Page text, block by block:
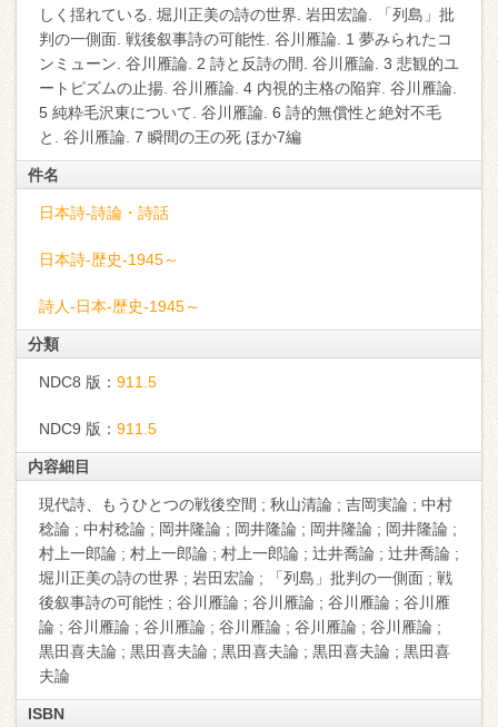
しく揺れている. 堀川正美の詩の世界. 岩田宏論. 「列島」批
判の一側面. 戦後叙事詩の可能性. 谷川雁論. 1 夢みられたコ
ンミューン. 谷川雁論. 2 詩と反詩の間. 谷川雁論. 3 悲観的ユ
ートピズムの止揚. 谷川雁論. 4 内視的主格の陥穽. 谷川雁論.
5 純粋毛沢東について. 谷川雁論. 6 詩的無償性と絶対不毛
と. 谷川雁論. 7 瞬間の王の死 ほか7編
件名
日本詩-詩論・詩話
日本詩-歴史-1945～
詩人-日本-歴史-1945～
分類
NDC8 版： 911.5
NDC9 版： 911.5
内容細目
現代詩、もうひとつの戦後空間 ; 秋山清論 ; 吉岡実論 ; 中村
稔論 ; 中村稔論 ; 岡井隆論 ; 岡井隆論 ; 岡井隆論 ; 岡井隆論 ;
村上一郎論 ; 村上一郎論 ; 村上一郎論 ; 辻井喬論 ; 辻井喬論 ;
堀川正美の詩の世界 ; 岩田宏論 ; 「列島」批判の一側面 ; 戦
後叙事詩の可能性 ; 谷川雁論 ; 谷川雁論 ; 谷川雁論 ; 谷川雁
論 ; 谷川雁論 ; 谷川雁論 ; 谷川雁論 ; 谷川雁論 ; 谷川雁論 ;
黒田喜夫論 ; 黒田喜夫論 ; 黒田喜夫論 ; 黒田喜夫論 ; 黒田喜
夫論
ISBN